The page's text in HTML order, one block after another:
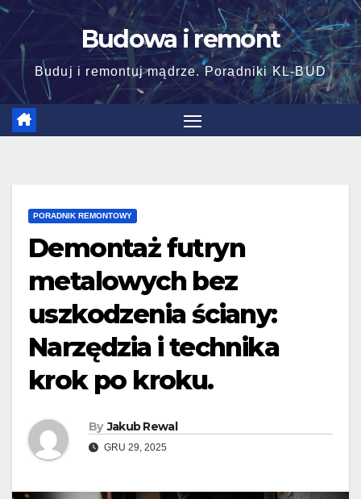
Skip
content
Budowa i remont
Buduj i remontuj mądrze. Poradniki KL-BUD
PORADNIK REMONTOWY
Demontaż futryn
metalowych bez
uszkodzenia ściany:
Narzędzia i technika
krok po kroku.
By Jakub Rewal
GRU 29, 2025